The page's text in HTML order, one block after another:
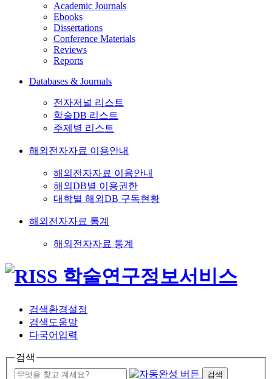
Academic Journals
Ebooks
Dissertations
Conference Materials
Reviews
Reports
Databases & Journals
전자저널 리스트
학술DB 리스트
주제별 리스트
해외전자자료 이용안내
해외전자자료 이용안내
해외DB별 이용권한
대학별 해외DB 구독현황
해외전자자료 통계
해외전자자료 통계
검색환경설정
검색도움말
다국어입력
검색
검색